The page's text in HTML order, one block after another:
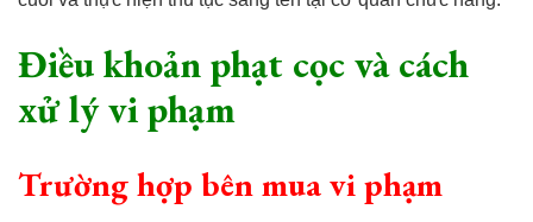
Điều khoản phạt cọc và cách
xử lý vi phạm
Trường hợp bên mua vi phạm